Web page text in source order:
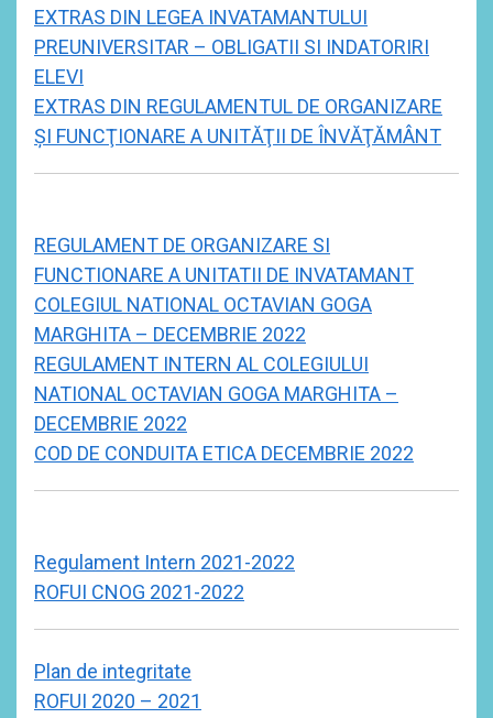
EXTRAS DIN LEGEA INVATAMANTULUI
PREUNIVERSITAR – OBLIGATII SI INDATORIRI
ELEVI
EXTRAS DIN REGULAMENTUL DE ORGANIZARE
ŞI FUNCŢIONARE A UNITĂŢII DE ÎNVĂŢĂMÂNT
REGULAMENT DE ORGANIZARE SI
FUNCTIONARE A UNITATII DE INVATAMANT
COLEGIUL NATIONAL OCTAVIAN GOGA
MARGHITA – DECEMBRIE 2022
REGULAMENT INTERN AL COLEGIULUI
NATIONAL OCTAVIAN GOGA MARGHITA –
DECEMBRIE 2022
COD DE CONDUITA ETICA DECEMBRIE 2022
Regulament Intern 2021-2022
ROFUI CNOG 2021-2022
Plan de integritate
ROFUI 2020 – 2021